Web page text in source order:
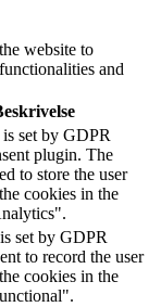
website to
and
set by GDPR
plugin. The
to store the user
cookies in the
set by GDPR
to record the user
cookies in the